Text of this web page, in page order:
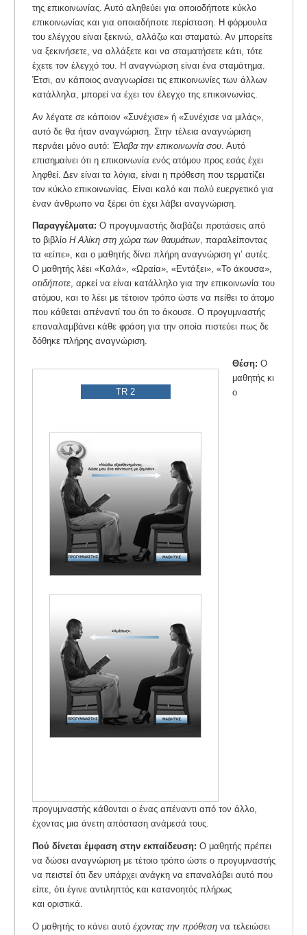
της επικοινωνίας. Αυτό αληθεύει για οποιοδήποτε κύκλο
επικοινωνίας και για οποιαδήποτε περίσταση. Η φόρμουλα
του ελέγχου είναι ξεκινώ, αλλάζω και σταματώ. Αν μπορείτε
να ξεκινήσετε, να αλλάξετε και να σταματήσετε κάτι, τότε
έχετε τον έλεγχό του. Η αναγνώριση είναι ένα σταμάτημα.
Έτσι, αν κάποιος αναγνωρίσει τις επικοινωνίες των άλλων
κατάλληλα, μπορεί να έχει τον έλεγχο της επικοινωνίας.
Αν λέγατε σε κάποιον «Συνέχισε» ή «Συνέχισε να μιλάς»,
αυτό δε θα ήταν αναγνώριση. Στην τέλεια αναγνώριση
περνάει μόνο αυτό: Έλαβα την επικοινωνία σου . Αυτό
επισημαίνει ότι η επικοινωνία ενός ατόμου προς εσάς έχει
ληφθεί. Δεν είναι τα λόγια, είναι η πρόθεση που τερματίζει
τον κύκλο επικοινωνίας. Είναι καλό και πολύ ευεργετικό για
έναν άνθρωπο να ξέρει ότι έχει λάβει αναγνώριση.
Παραγγέλματα: Ο προγυμναστής διαβάζει προτάσεις από
το βιβλίο Η Αλίκη στη χώρα των θαυμάτων, παραλείποντας
τα «είπε», και ο μαθητής δίνει πλήρη αναγνώριση γι’ αυτές.
Ο μαθητής λέει «Καλά», «Ωραία», «Εντάξει», «Το άκουσα»,
οτιδήποτε, αρκεί να είναι κατάλληλο για την επικοινωνία του
ατόμου, και το λέει με τέτοιον τρόπο ώστε να πείθει το άτομο
που κάθεται απέναντί του ότι το άκουσε. Ο προγυμναστής
επαναλαμβάνει κάθε φράση για την οποία πιστεύει πως δε
δόθηκε πλήρης αναγνώριση.
TR 2
Θέση: Ο
μαθητής κι
ο
προγυμναστής κάθονται ο ένας απέναντι από τον άλλο,
έχοντας μια άνετη απόσταση ανάμεσά τους.
Πού δίνεται έμφαση στην εκπαίδευση: Ο μαθητής πρέπει
να δώσει αναγνώριση με τέτοιο τρόπο ώστε ο προγυμναστής
να πειστεί ότι δεν υπάρχει ανάγκη να επαναλάβει αυτό που
είπε, ότι έγινε αντιληπτός και κατανοητός πλήρως
και οριστικά.
Ο μαθητής το κάνει αυτό έχοντας την πρόθεση να τελειώσει